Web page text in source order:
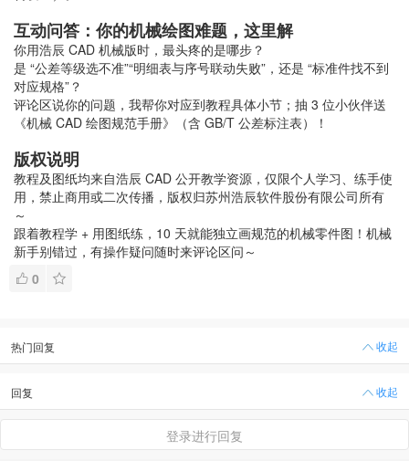
互动问答：你的机械绘图难题，这里解
你用浩辰 CAD 机械版时，最头疼的是哪步？
是 “公差等级选不准”“明细表与序号联动失败”，还是 “标准件找不到
对应规格”？
评论区说你的问题，我帮你对应到教程具体小节；抽 3 位小伙伴送
《机械 CAD 绘图规范手册》（含 GB/T 公差标注表）！
版权说明
教程及图纸均来自浩辰 CAD 公开教学资源，仅限个人学习、练手使
用，禁止商用或二次传播，版权归苏州浩辰软件股份有限公司所有
～
跟着教程学 + 用图纸练，10 天就能独立画规范的机械零件图！机械
新手别错过，有操作疑问随时来评论区问～
0
热门回复 收起
回复 收起
登录进行回复